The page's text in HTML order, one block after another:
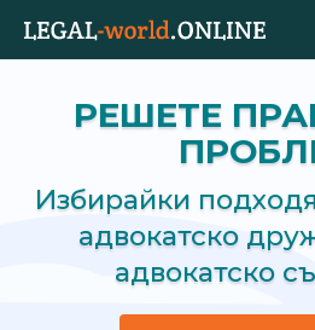
РЕШЕТЕ
Избирайки
адвокатско
адвокатско